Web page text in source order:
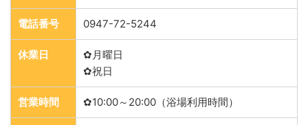
電話番号 0947-72-5244
休業日
✿月曜日
✿祝日
営業時間 ✿10:00～20:00（浴場利用時間）